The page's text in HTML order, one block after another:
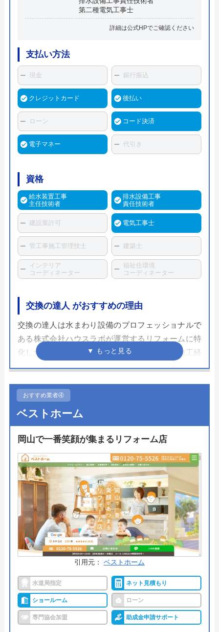
第二種電気工事士
詳細は公式HPでご確認ください
支払い方法
現金 銀行振込
クレジットカード 後払い
ローン コード決済
電子マネー 代引き
資格
給水装置工事
主任技術者
排水設備工事
責任技術者
建設業許可 電気工事士
管工事施工管理技士 建築士
インテリア
コーディネーター
福祉住環境
コーディネーター
交換の達人 がおすすめの理由
交換の達人は水まわり設備のプロフェッショナルで
ある株式会社ハウスラボが運営するリフォームに特
化したサービスです。駆けつけ修理で培った施工経
験と正確さはトイレリフォームでも活かされてお
です。
面倒な営業や見積もりだけの訪問がないためスムー
ズに依頼が可能で、リフォームにかかる費用も工事
計なので追加請求の心配がなく安心して工事を依頼
できる業者です。まずはサイトから金額を確認して
みてはいかがでしょうか。
公式サイトで
料金詳細を見る
交換の達人 の基本情報
運営会社 株式会社ハウスラボ
代表者
創業・設立 平成21年5月1日設立
おすすめ業者④
ベストホーム
岡山で一番笑顔が集まるリフォーム店
引用元： ベストホーム
水道局指定 ネット見積もり
ショールーム ローン
専門協会加盟 助成金申請サポート